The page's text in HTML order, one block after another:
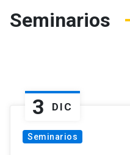
Seminarios
3 DIC
Seminarios